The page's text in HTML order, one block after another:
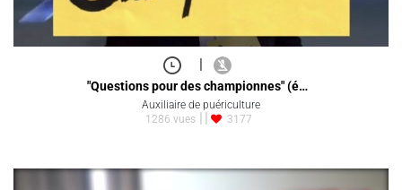
"Questions pour des championnes" (é…
Auxiliaire de puériculture
1286 vues
3177